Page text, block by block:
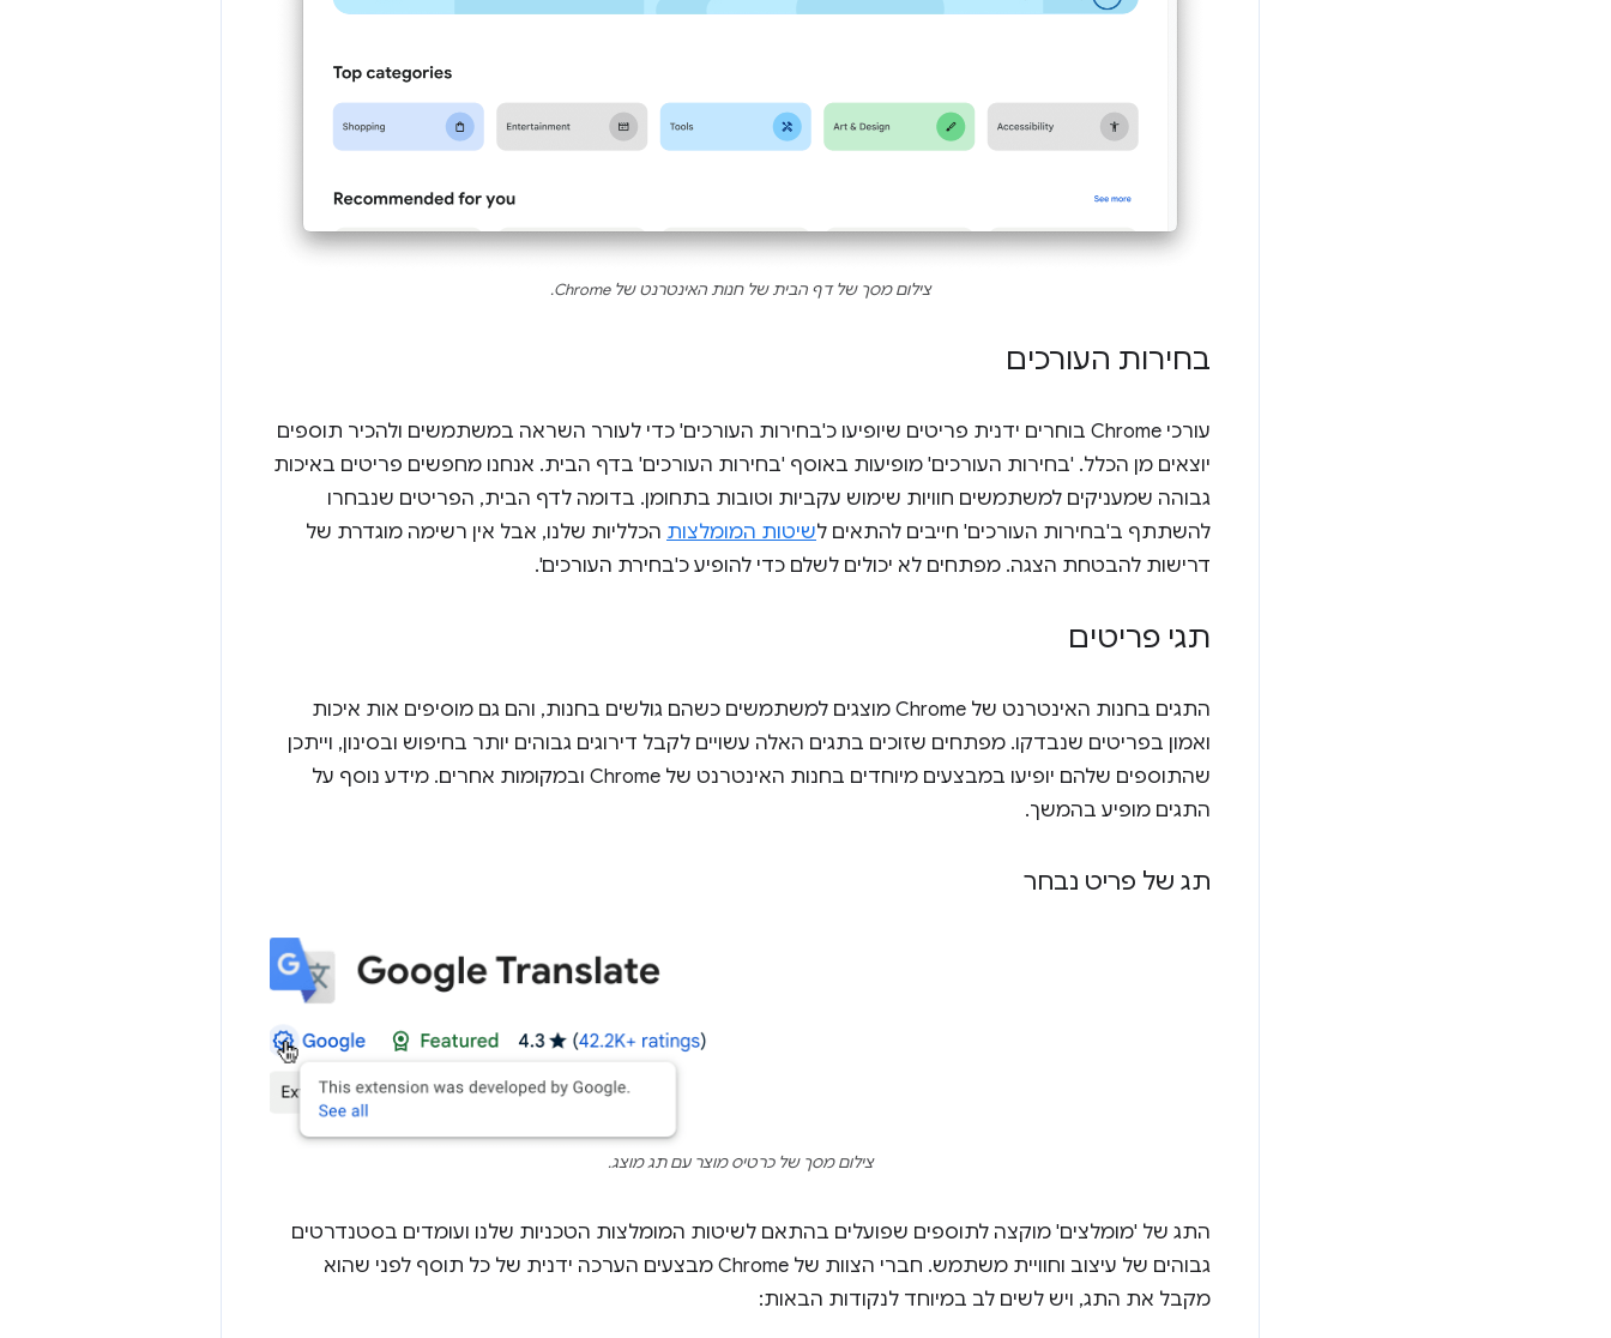
צילום מסך של דף הבית של חנות האינטרנט של Chrome.
בחירות העורכים
עורכי Chrome בוחרים ידנית פריטים שיופיעו כ'בחירות העורכים' כדי לעורר השראה במשתמשים ולהכיר תוספים
יוצאים מן הכלל. 'בחירות העורכים' מופיעות באוסף 'בחירות העורכים' בדף הבית. אנחנו מחפשים פריטים באיכות
גבוהה שמעניקים למשתמשים חוויות שימוש עקביות וטובות בתחומן. בדומה לדף הבית, הפריטים שנבחרו
להשתתף ב'בחירות העורכים' חייבים להתאים לשיטות המומלצות הכלליות שלנו, אבל אין רשימה מוגדרת של
דרישות להבטחת הצגה. מפתחים לא יכולים לשלם כדי להופיע כ'בחירת העורכים'.
תגי פריטים
התגים בחנות האינטרנט של Chrome מוצגים למשתמשים כשהם גולשים בחנות, והם גם מוסיפים אות איכות
ואמון בפריטים שנבדקו. מפתחים שזוכים בתגים האלה עשויים לקבל דירוגים גבוהים יותר בחיפוש ובסינון, וייתכן
שהתוספים שלהם יופיעו במבצעים מיוחדים בחנות האינטרנט של Chrome ובמקומות אחרים. מידע נוסף על
התגים מופיע בהמשך.
תג של פריט נבחר
צילום מסך של כרטיס מוצר עם תג מוצג.
התג של 'מומלצים' מוקצה לתוספים שפועלים בהתאם לשיטות המומלצות הטכניות שלנו ועומדים בסטנדרטים
גבוהים של עיצוב וחוויית משתמש. חברי הצוות של Chrome מבצעים הערכה ידנית של כל תוסף לפני שהוא
מקבל את התג, ויש לשים לב במיוחד לנקודות הבאות: